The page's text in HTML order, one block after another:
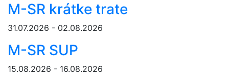
M-SR krátke trate
31.07.2026 - 02.08.2026
M-SR SUP
15.08.2026 - 16.08.2026